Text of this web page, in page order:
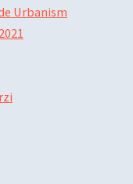
Urbanism